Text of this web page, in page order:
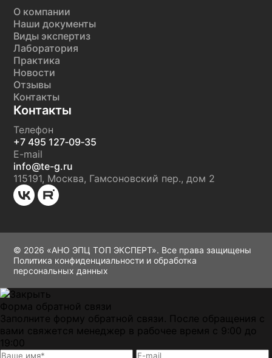
О компании
Наши документы
Виды экспертиз
Лаборатория
Практика
Новости
Отзывы
Контакты
Контакты
Телефон
+7 495 127‑09‑35
E-mail
info@te-g.ru
115191, Москва, Гамсоновский пер., дом 2
© 2026 «АНО ЭПЦ ТОП ЭКСПЕРТ». Все права защищены
Политика конфиденциальности и обработка
персональных данных
Форма обратной связи
Заполните форму обратной связи. После обращения с
вами свяжется менеджер в рабочее время с 9:00 до
19:00